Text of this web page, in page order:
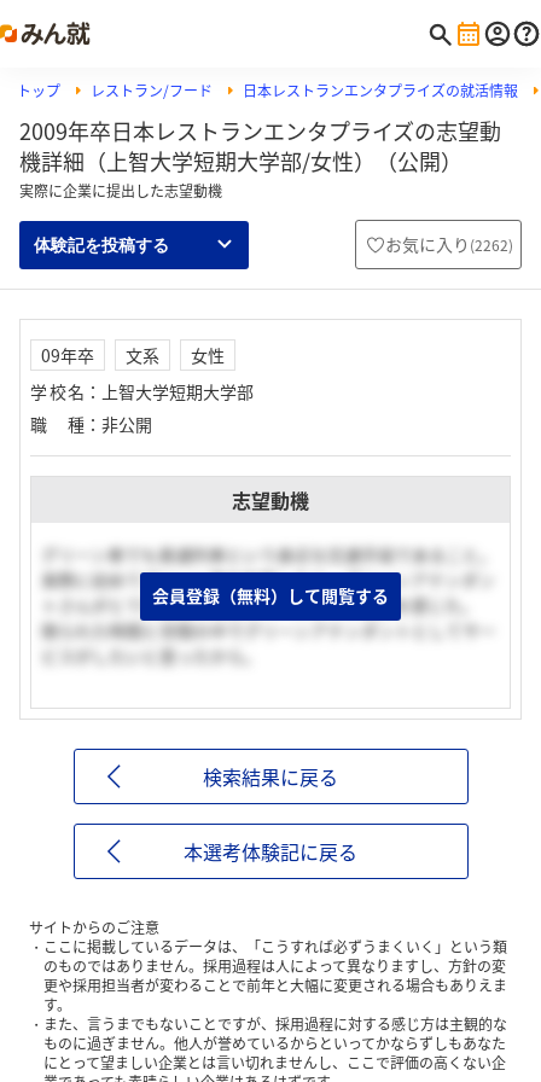
トップ レストラン/フード 日本レストランエンタプライズの就活情報
2009年卒日本レストランエンタプライズの志望動
機詳細（上智大学短期大学部/女性）（公開）
実際に企業に提出した志望動機
体験記を投稿する お気に入り (2262)
09年卒 文系
女性
学校名 ： 上智大学短期大学部
職種 ： 非公開
志望動機
グリーン車でも普通列車という身近な交通手段であること。
実際に初めてグリーン車を利用したら、グリーンアテンダン
トさんがとても親切に対応してくださって魅力を感じた。
限られた時間と空間の中でグリーンアテンダントとしてサー
ビスがしたいと思ったから。
会員登録（無料）して閲覧する
検索結果に戻る
本選考体験記に戻る
サイトからのご注意
ここに掲載しているデータは、「こうすれば必ずうまくいく」という類
のものではありません。採用過程は人によって異なりますし、方針の変
更や採用担当者が変わることで前年と大幅に変更される場合もありえま
す。
また、言うまでもないことですが、採用過程に対する感じ方は主観的な
ものに過ぎません。他人が誉めているからといってかならずしもあなた
にとって望ましい企業とは言い切れませんし、ここで評価の高くない企